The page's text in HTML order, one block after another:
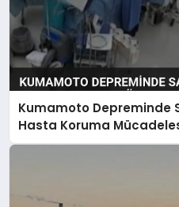
Kumamoto Depreminde
Hasta Koruma